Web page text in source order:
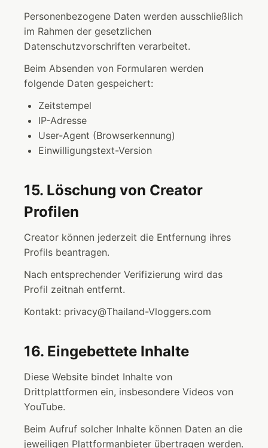
Personenbezogene Daten werden ausschließlich
im Rahmen der gesetzlichen
Datenschutzvorschriften verarbeitet.
Beim Absenden von Formularen werden
folgende Daten gespeichert:
Zeitstempel
IP-Adresse
User-Agent (Browserkennung)
Einwilligungstext-Version
15. Löschung von Creator
Profilen
Creator können jederzeit die Entfernung ihres
Profils beantragen.
Nach entsprechender Verifizierung wird das
Profil zeitnah entfernt.
Kontakt: privacy@Thailand-Vloggers.com
16. Eingebettete Inhalte
Diese Website bindet Inhalte von
Drittplattformen ein, insbesondere Videos von
YouTube.
Beim Aufruf solcher Inhalte können Daten an die
jeweiligen Plattformanbieter übertragen werden.